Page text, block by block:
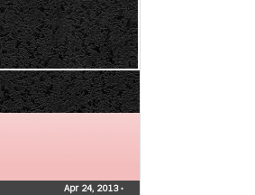
Apr 24, 2013•